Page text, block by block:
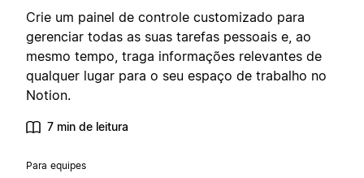
Crie um painel de controle customizado para
gerenciar todas as suas tarefas pessoais e, ao
mesmo tempo, traga informações relevantes de
qualquer lugar para o seu espaço de trabalho no
Notion.
7 min de leitura
Para equipes